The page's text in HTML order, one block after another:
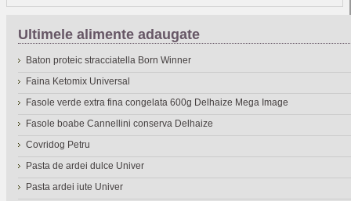
Ultimele alimente adaugate
Baton proteic stracciatella Born Winner
Faina Ketomix Universal
Fasole verde extra fina congelata 600g Delhaize Mega Image
Fasole boabe Cannellini conserva Delhaize
Covridog Petru
Pasta de ardei dulce Univer
Pasta ardei iute Univer